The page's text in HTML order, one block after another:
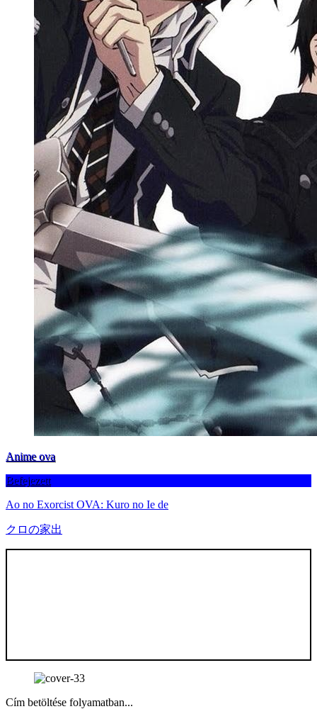
Anime ova
Befejezett
Ao no Exorcist OVA: Kuro no Ie de
クロの家出
Cím betöltése folyamatban...